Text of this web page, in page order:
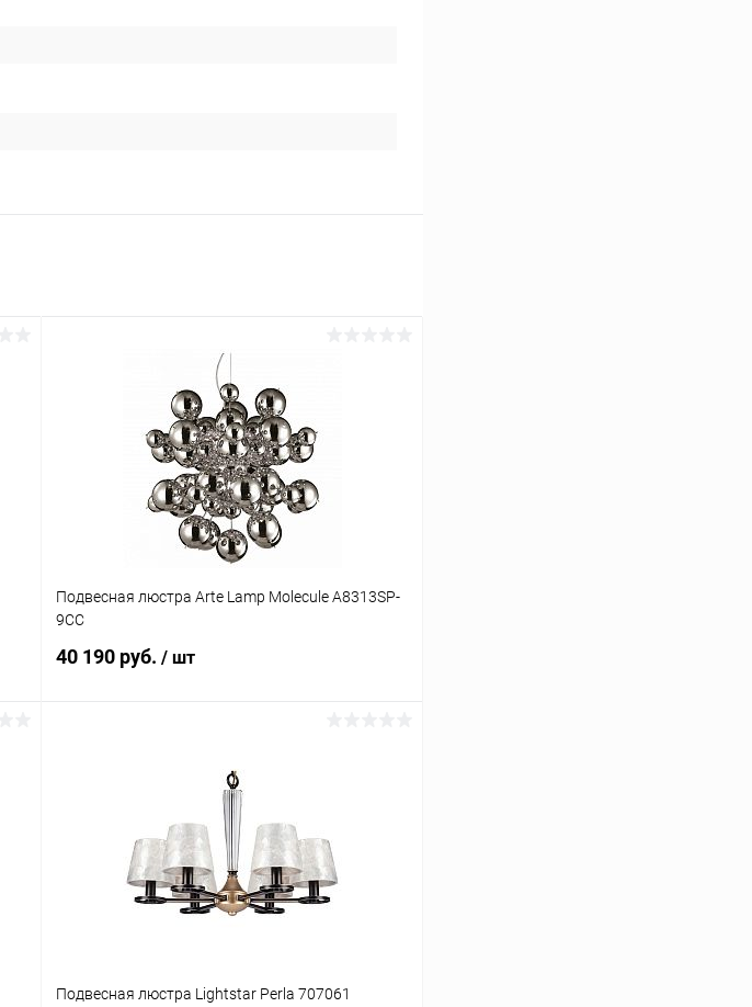
Подвесная люстра Arte Lamp Molecule A8313SP-
9CC
40 190 руб. / шт
В избранное В наличии
Подвесная люстра Lightstar Perla 707061